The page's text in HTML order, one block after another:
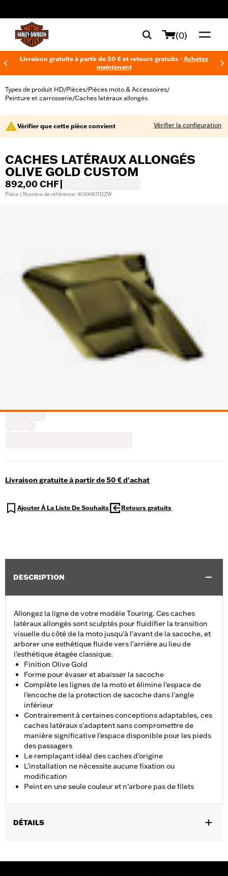
(0)
Livraison gratuite à partir de 50 € et retours gratuits - Achetez
maintenant
Types de produit HD/Pièces/Pièces moto & Accessoires/
Peinture et carrosserie/Caches latéraux allongés
Vérifier que cette pièce convient Vérifier la configuration
CACHES LATÉRAUX ALLONGÉS
OLIVE GOLD CUSTOM
892,00 CHF
Pièce | Numéro de référence : 61300671DZW
Livraison gratuite à partir de 50 € d'achat
Ajouter À La Liste De Souhaits Retours gratuits
DESCRIPTION
Allongez la ligne de votre modèle Touring. Ces caches
latéraux allongés sont sculptés pour fluidifier la transition
visuelle du côté de la moto jusqu'à l'avant de la sacoche, et
arborer une esthétique fluide vers l'arrière au lieu de
l’esthétique étagée classique.
Finition Olive Gold
Forme pour évaser et abaisser la sacoche
Complète les lignes de la moto et élimine l'espace de
l'encoche de la protection de sacoche dans l'angle
inférieur
Contrairement à certaines conceptions adaptables, ces
caches latéraux s'adaptent sans compromettre de
manière significative l'espace disponible pour les pieds
des passagers
Le remplaçant idéal des caches d'origine
L'installation ne nécessite aucune fixation ou
modification
Peint en une seule couleur et n’arbore pas de filets
DÉTAILS